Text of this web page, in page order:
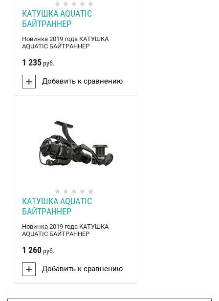
КАТУШКА AQUATIC
БАЙТРАННЕР
Новинка 2019 года КАТУШКА
AQUATIC БАЙТРАННЕР
1 235 руб.
Добавить к сравнению
КАТУШКА AQUATIC
БАЙТРАННЕР
Новинка 2019 года КАТУШКА
AQUATIC БАЙТРАННЕР
1 260 руб.
Добавить к сравнению